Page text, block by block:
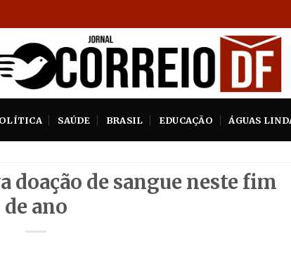
SAÚDE BRASIL EDUCAÇÃO ÁGUAS
de sangue neste fim
de ano